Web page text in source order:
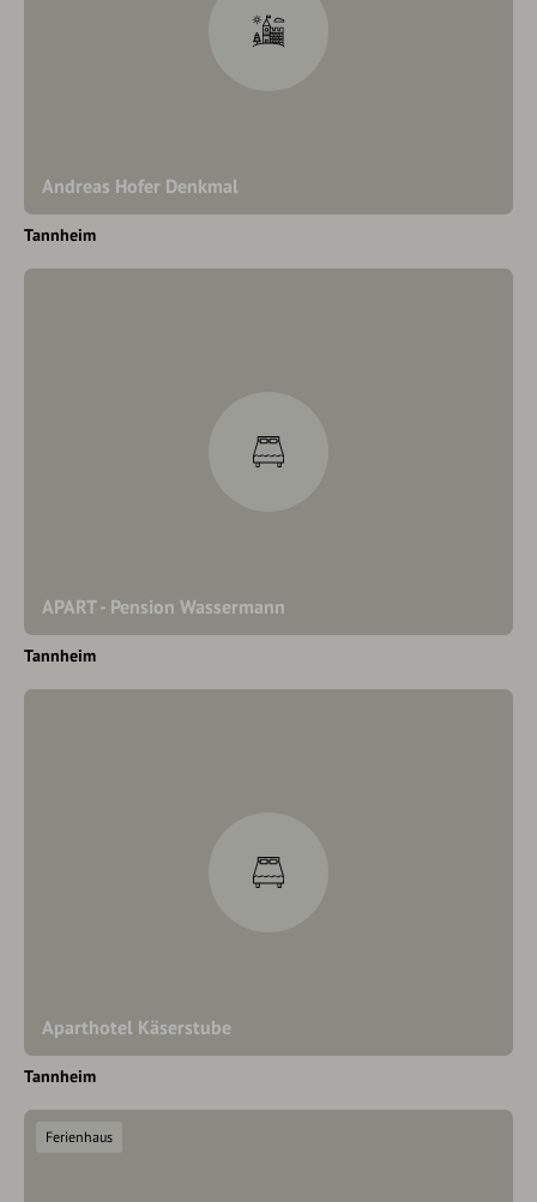
Andreas Hofer Denkmal
Tannheim
APART - Pension Wassermann
Tannheim
Aparthotel Käserstube
Tannheim
Ferienhaus